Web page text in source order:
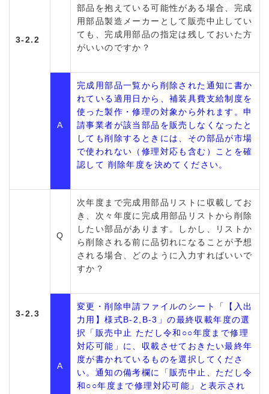
3-2.2
部品を抱えている可能性がある場合、完成
用部品製造メーカーとして販売中止してい
ても、完成用部品の指定は残しておいた方
がいいのですか？
A
完成用部品一覧から削除された通知に書か
れている適用日から、補装具費支給制度を
使った製作・修理の対象から外れます。申
請事業者が該当部品を販売しなくなったと
しても削除するときには、その部品が市場
で使われない（修理対応も含む）ことを確
認して 削除年度を決めてください。
3-2.3
Q
次年度まで完成用部品リストに収載してお
き、次々年度に完成用部品リストから削除
したい部品があります。しかし、リストか
ら削除される前に品切れになることが予想
される場合、どのように入力すればいいで
すか？
A
変更・削除申請ファイルのシート「【入出
力用】様式B-2,B-3」の最終収載年度の選
択「販売中止 ただし令和○○年度まで修理
対応可能」に、収載させておきたい最終年
度が書かれているものを選択してくださ
い。通知の備考欄に「販売中止、ただし令
和○○年度まで修理対応可能」と表示され